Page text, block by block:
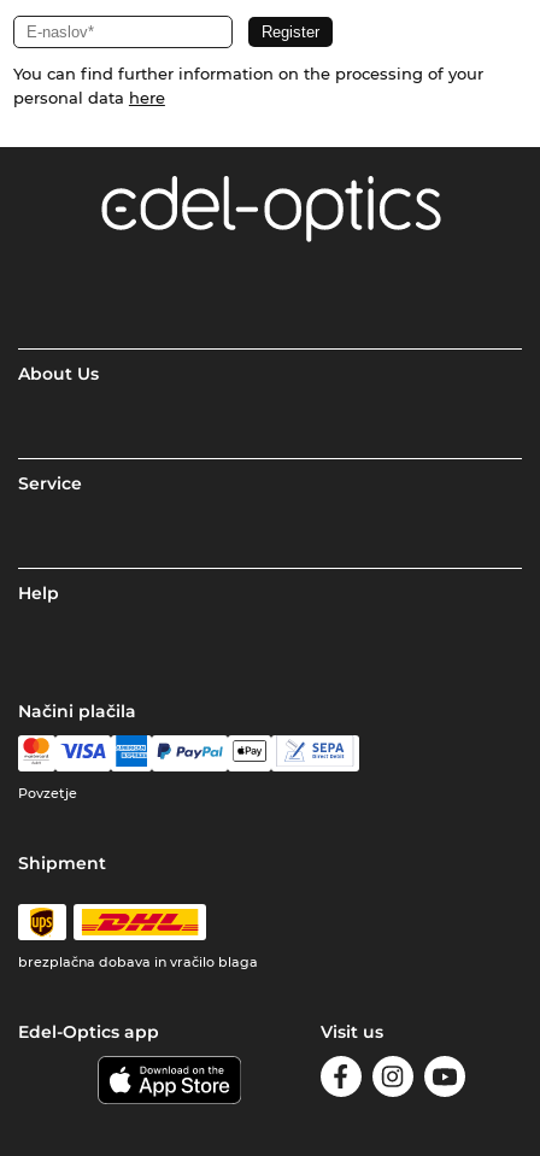
You can find further information on the processing of your
personal data here
About Us
Service
Help
Načini plačila
Povzetje
Shipment
brezplačna dobava in vračilo blaga
Edel-Optics app Visit us